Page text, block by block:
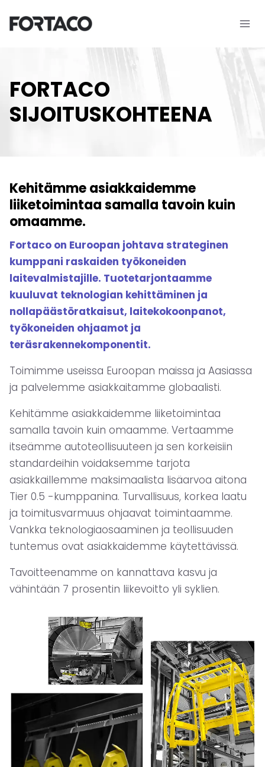
sisältöön
FORTACO
SIJOITUSKOHTEENA
Kehitämme asiakkaidemme
liiketoimintaa samalla tavoin kuin
omaamme.
Fortaco on Euroopan johtava strateginen
kumppani raskaiden työkoneiden
laitevalmistajille. Tuotetarjontaamme
kuuluvat teknologian kehittäminen ja
nollapäästöratkaisut, laitekokoonpanot,
työkoneiden ohjaamot ja
teräsrakennekomponentit.
Toimimme useissa Euroopan maissa ja Aasiassa
ja palvelemme asiakkaitamme globaalisti.
Kehitämme asiakkaidemme liiketoimintaa
samalla tavoin kuin omaamme. Vertaamme
itseämme autoteollisuuteen ja sen korkeisiin
standardeihin voidaksemme tarjota
asiakkaillemme maksimaalista lisäarvoa aitona
Tier 0.5 -kumppanina. Turvallisuus, korkea laatu
ja toimitusvarmuus ohjaavat toimintaamme.
Vankka teknologiaosaaminen ja teollisuuden
tuntemus ovat asiakkaidemme käytettävissä.
Tavoitteenamme on kannattava kasvu ja
vähintään 7 prosentin liikevoitto yli syklien.